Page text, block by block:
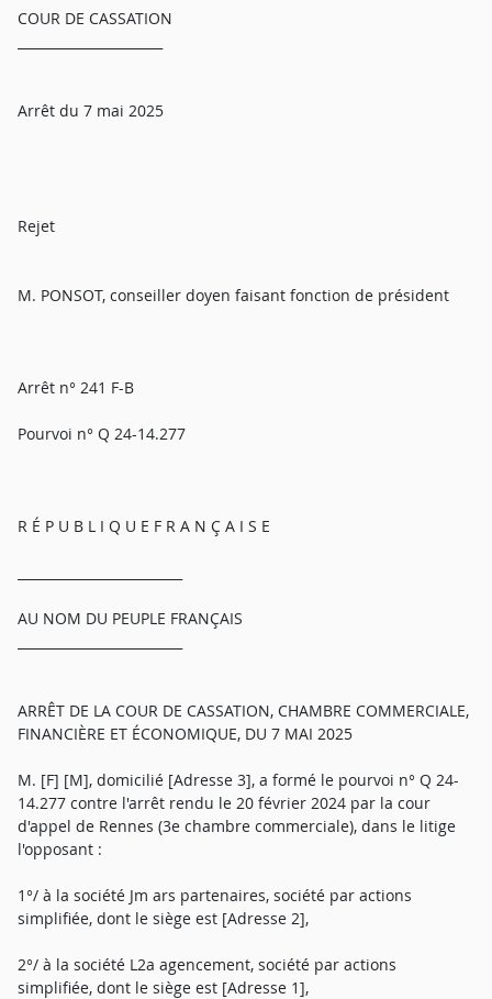
COUR DE CASSATION
Arrêt du 7 mai 2025
Rejet
M. PONSOT, conseiller doyen faisant fonction de président
Arrêt n° 241 F-B
Pourvoi n° Q 24-14.277
R É P U B L I Q U E F R A N Ç A I S E
AU NOM DU PEUPLE FRANÇAIS
ARRÊT DE LA COUR DE CASSATION, CHAMBRE COMMERCIALE,
FINANCIÈRE ET ÉCONOMIQUE, DU 7 MAI 2025
M. [F] [M], domicilié [Adresse 3], a formé le pourvoi n° Q 24-
14.277 contre l'arrêt rendu le 20 février 2024 par la cour
d'appel de Rennes (3e chambre commerciale), dans le litige
l'opposant :
1°/ à la société Jm ars partenaires, société par actions
simplifiée, dont le siège est [Adresse 2],
2°/ à la société L2a agencement, société par actions
simplifiée, dont le siège est [Adresse 1],